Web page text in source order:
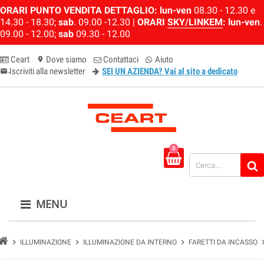
ORARI PUNTO VENDITA DETTAGLIO: lun-ven 08.30 - 12.30 e
14.30 - 18.30; sab. 09.00 -12.30 | ORARI SKY/LINKEM: lun-ven.
09.00 - 12.00; sab 09.30 - 12.00
Ceart location_on Dove siamo Contattaci Aiuto
email-newsletter
Iscriviti alla newsletter SEI UN AZIENDA? Vai al sito a dedicato
0
MENU
chevron_right ILLUMINAZIONE chevron_right ILLUMINAZIONE DA INTERNO chevron_right FARETTI DA INCASSO